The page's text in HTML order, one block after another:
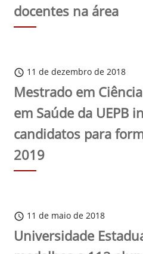
docentes na área
schedule 11 de dezembro de 2018
Mestrado em
em Saúde da UEPB
candidatos para
2019
schedule 11 de maio de 2018
Universidade